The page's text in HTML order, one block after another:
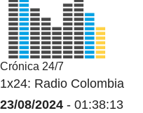
Crónica 24/7
1x24: Radio Colombia
23/08/2024 - 01:38:13